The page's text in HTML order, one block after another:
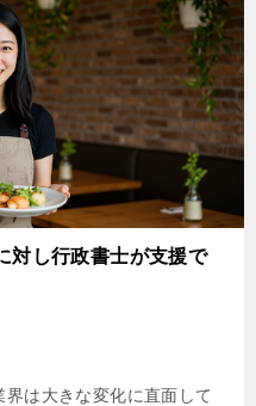
対し行政書士が支援で
は大きな変化に直面して